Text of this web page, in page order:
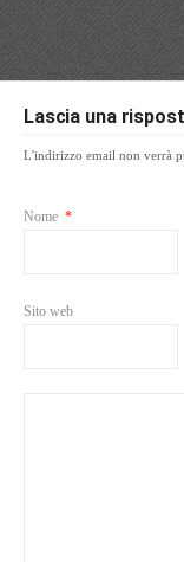
Lascia una
L'indirizzo email non verrà
Nome *
Sito web